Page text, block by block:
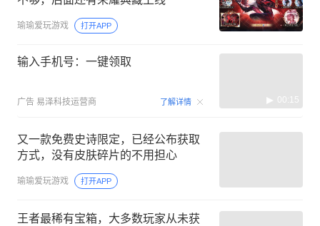
瑜瑜爱玩游戏 打开APP
输入手机号：一键领取
广告 易泽科技运营商 了解详情 00:15
又一款免费史诗限定，已经公布获取
方式，没有皮肤碎片的不用担心
瑜瑜爱玩游戏 打开APP
王者最稀有宝箱，大多数玩家从未获